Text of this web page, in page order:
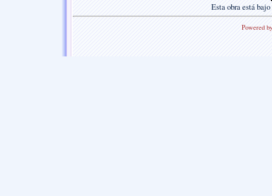
Estaobraestá
Powered by